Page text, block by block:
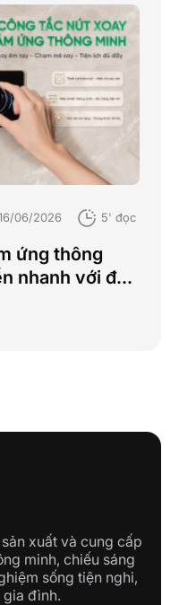
06/2026 5' đọc
ứng thông
nhanh với đa
xuất và cung cấp
minh, chiếu sáng
sống tiện nghi,
gia đình.